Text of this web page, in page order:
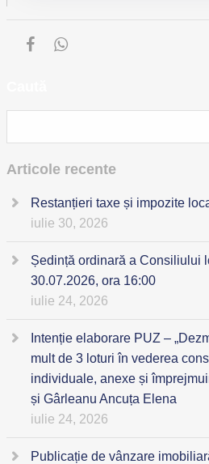
Articole recente
Restanțieri taxe și impozite
iulie 30, 2026
Ședință ordinară a Consiliului
30.07.2026, ora 16:00
iulie 24, 2026
Intenție elaborare PUZ –
mult de 3 loturi în vederea
individuale, anexe și
și Gârleanu Ancuța Elena
iulie 24, 2026
Publicație de vânzare